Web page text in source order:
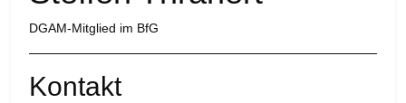
DGAM-Mitglied im BfG
Kontakt